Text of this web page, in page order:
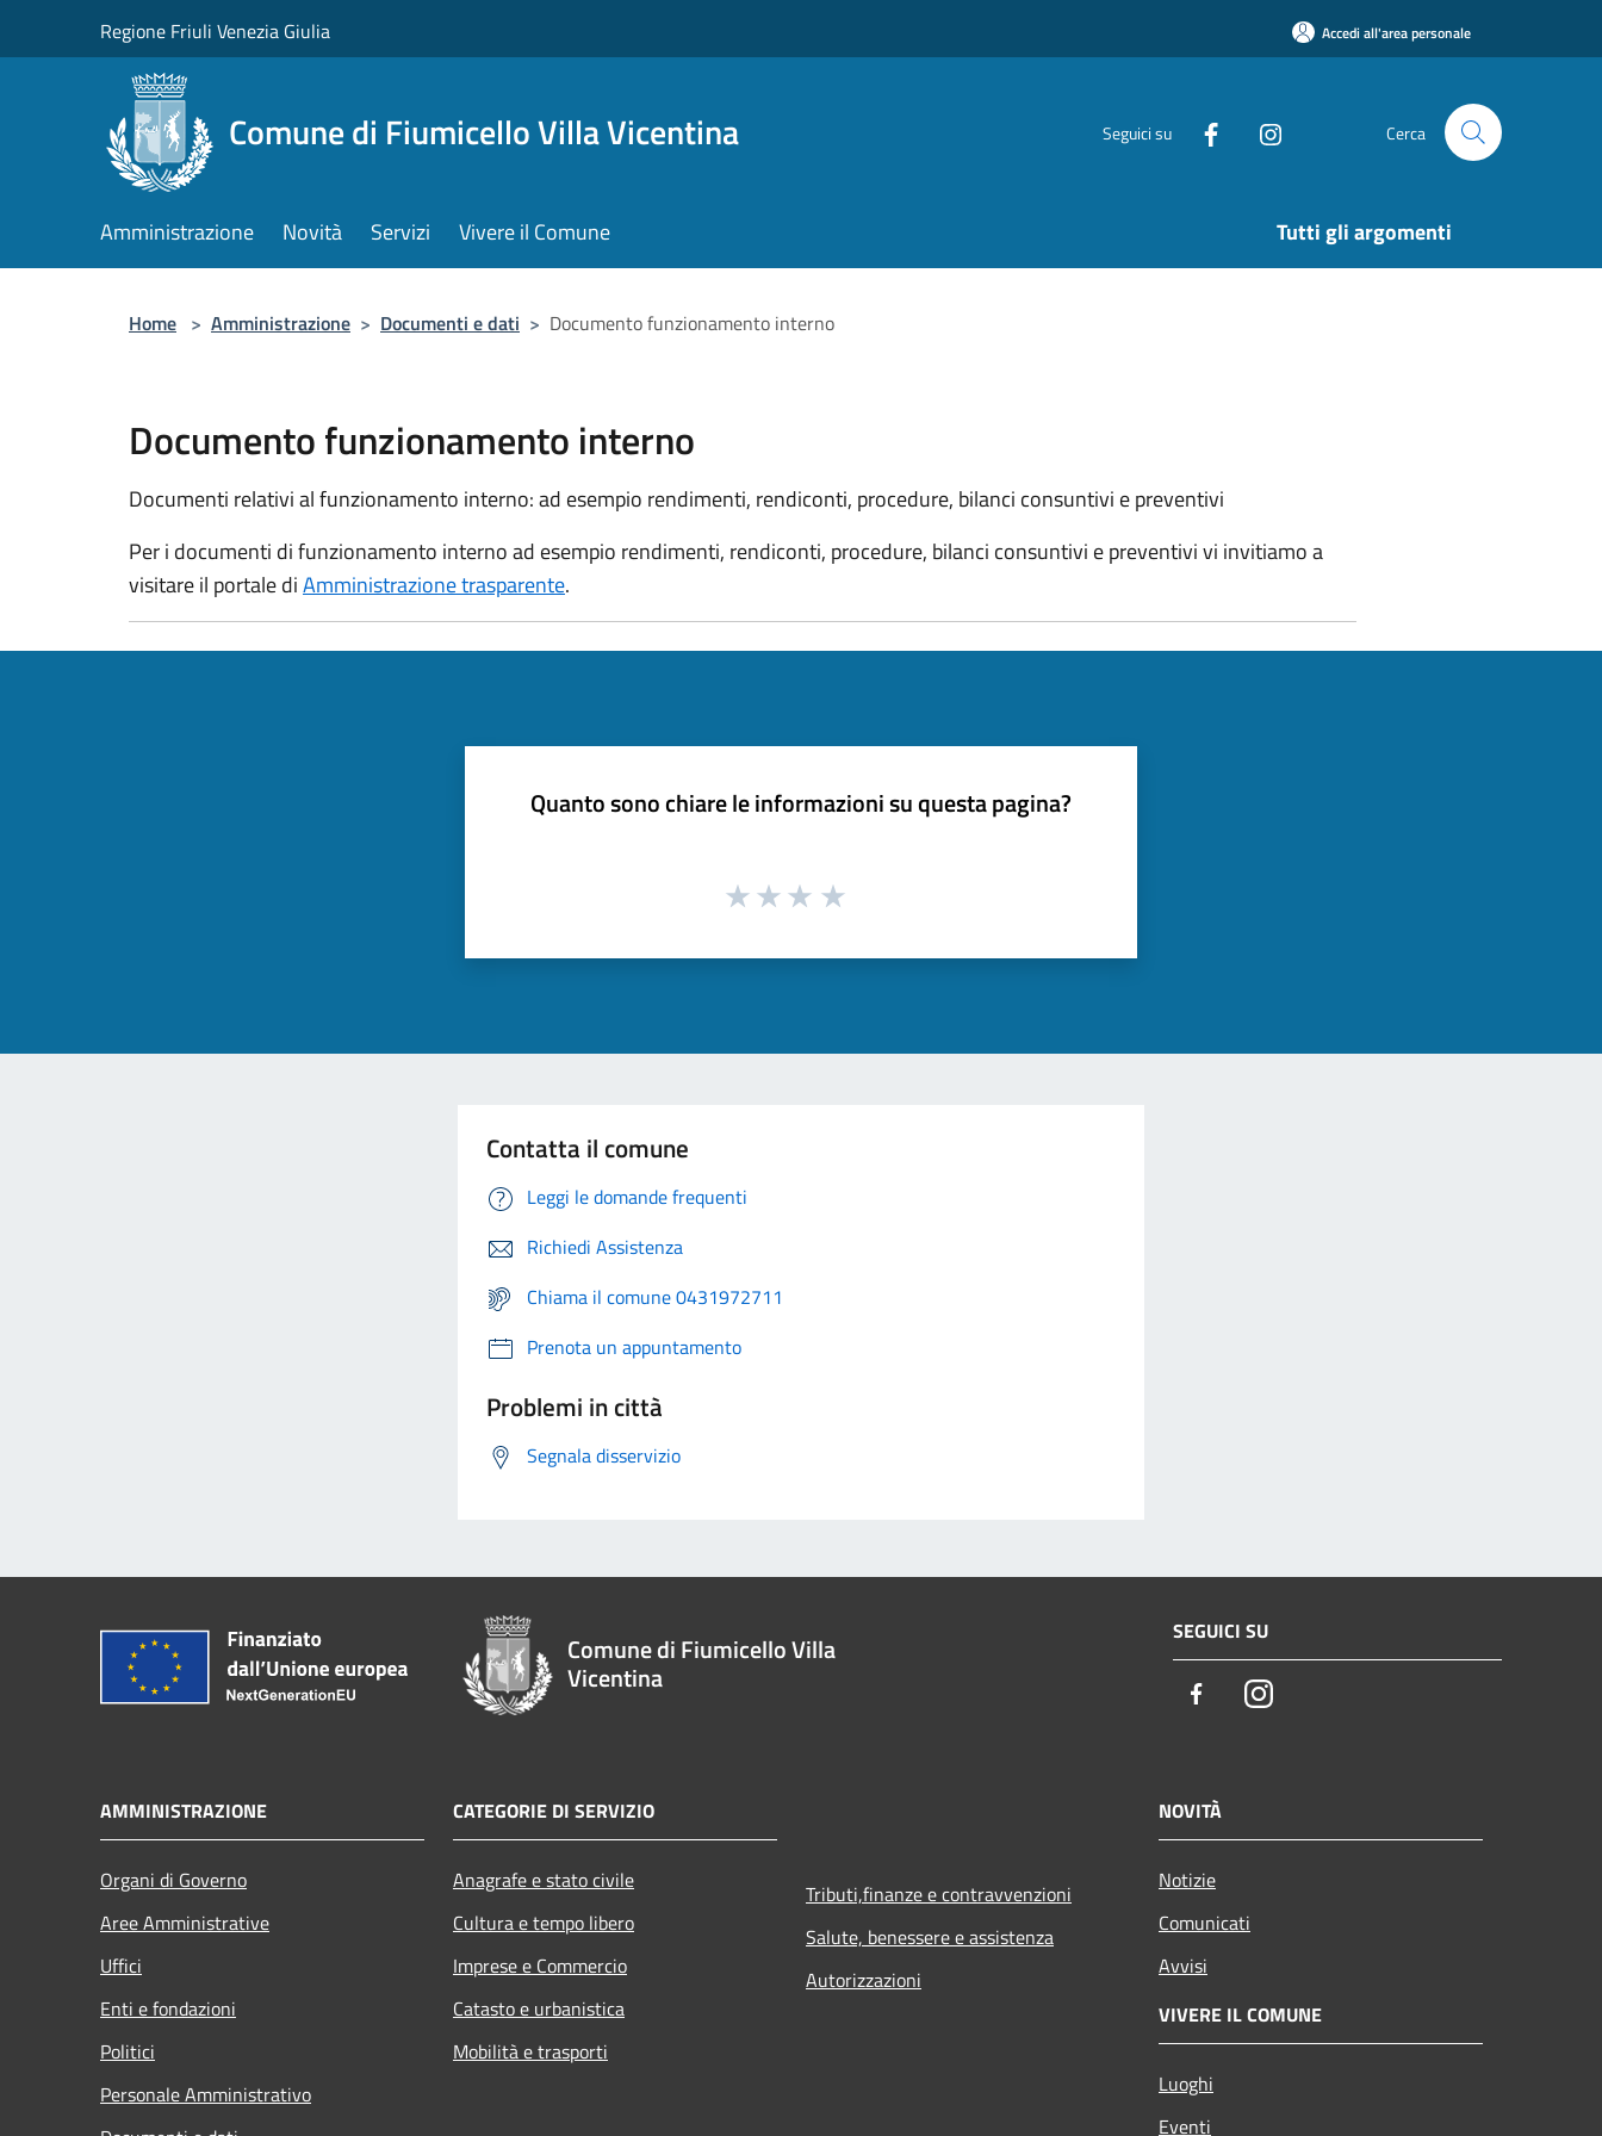
Regione Friuli Venezia Giulia Accedi all'area personale
Comune di Fiumicello Villa Vicentina Seguici su Cerca
Amministrazione Novità Servizi Vivere il Comune Tutti gli argomenti
Home > Amministrazione > Documenti e dati > Documento funzionamento interno
Documento funzionamento interno
Documenti relativi al funzionamento interno: ad esempio rendimenti, rendiconti, procedure, bilanci consuntivi e preventivi
Per i documenti di funzionamento interno ad esempio rendimenti, rendiconti, procedure, bilanci consuntivi e preventivi vi invitiamo a
visitare il portale diAmministrazione trasparente.
Quanto sono chiare le informazioni su questa pagina?
Contatta il comune
Leggi le domande frequenti
Richiedi Assistenza
Chiama il comune 0431972711
Prenota un appuntamento
Problemi in città
Segnala disservizio
Comune di Fiumicello Villa
Vicentina
SEGUICI SU
FacebookInstagram
AMMINISTRAZIONE
Organi di Governo
Aree Amministrative
Uffici
Enti e fondazioni
Politici
Personale Amministrativo
CATEGORIE DI SERVIZIO
Anagrafe e stato civile
Cultura e tempo libero
Imprese e Commercio
Catasto e urbanistica
Mobilità e trasporti
Tributi,finanze e contravvenzioni
Salute, benessere e assistenza
Autorizzazioni
NOVITÀ
Notizie
Comunicati
Avvisi
VIVERE IL COMUNE
Luoghi
Eventi